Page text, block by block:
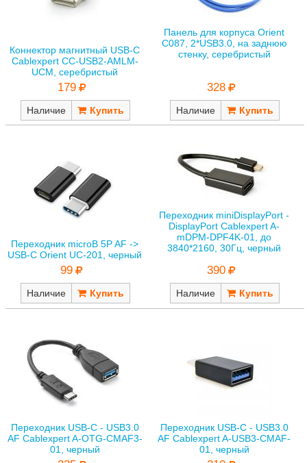
Коннектор магнитный USB-C
Cablexpert CC-USB2-AMLM-
UCM, серебристый
179
Наличие
Панель для корпуса Orient
C087, 2*USB3.0, на заднюю
стенку, серебристый
328
Наличие
Переходник microB 5P AF ->
USB-C Orient UC-201, черный
99
Наличие
Переходник miniDisplayPort -
DisplayPort Cablexpert A-
mDPM-DPF4K-01, до
3840*2160, 30Гц, черный
390
Наличие
Переходник USB-C - USB3.0
AF Cablexpert A-OTG-CMAF3-
01, черный
Переходник USB-C - USB3.0
AF Cablexpert A-USB3-CMAF-
01, черный